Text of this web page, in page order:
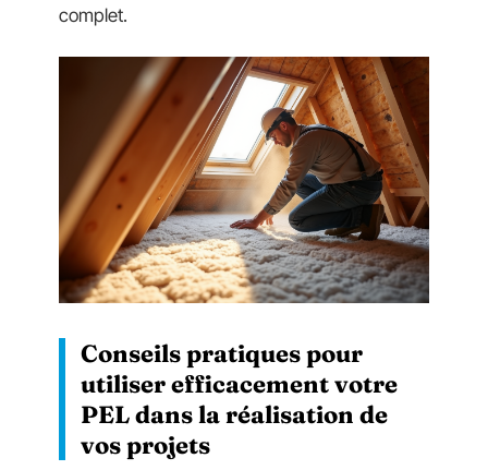
complet.
Conseils pratiques pour
utiliser efficacement votre
PEL dans la réalisation de
vos projets